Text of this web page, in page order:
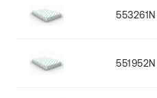
553261N
551952N